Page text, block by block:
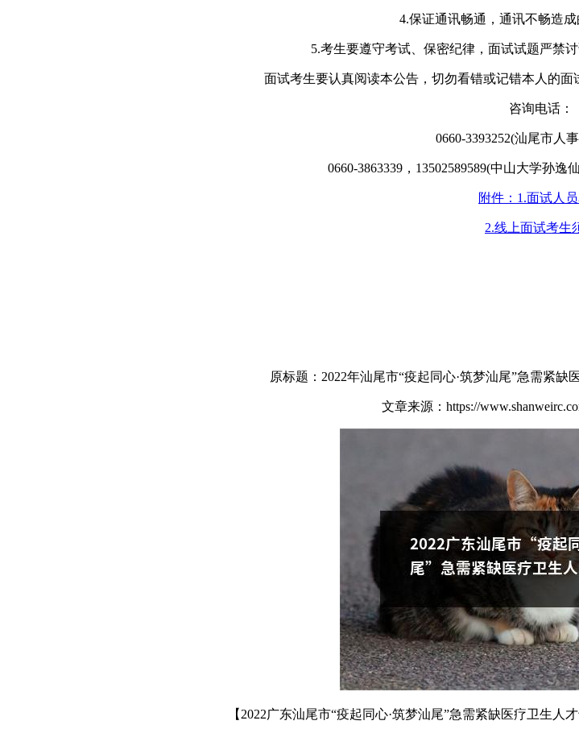
4.保证通讯畅通，通讯不畅造
5.考生要遵守考试、保密纪律，面试试题严禁
面试考生要认真阅读本公告，切勿看错或记错本人的面
咨询电话：
0660-3393252(汕尾市人
0660-3863339，13502589589(中山大学孙
附件：1.面试人
2.线上面试考生
原标题：2022年汕尾市“疫起同心·筑梦汕尾”急需紧
文章来源：https://
【2022广东汕尾市“疫起同心·筑梦汕尾”急需紧缺医疗卫生人